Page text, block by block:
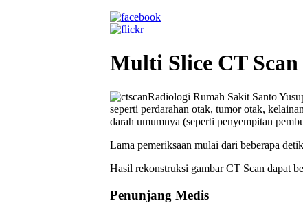
Multi Slice CT Scan
Radiologi Rumah Sakit Santo
seperti perdarahan otak, tumor otak,
darah umumnya (seperti penyempitan
Lama pemeriksaan mulai dari beberapa
Hasil rekonstruksi gambar CT Scan dapat
Penunjang Medis